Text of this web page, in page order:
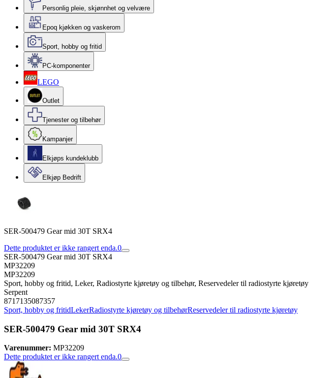
Personlig pleie, skjønnhet og velvære
Epoq kjøkken og vaskerom
Sport, hobby og fritid
PC-komponenter
LEGO
Outlet
Tjenester og tilbehør
Kampanjer
Elkjøps kundeklubb
Elkjøp Bedrift
SER-500479 Gear mid 30T SRX4
Dette produktet er ikke rangert enda.0
SER-500479 Gear mid 30T SRX4
MP32209
MP32209
Sport, hobby og fritid, Leker, Radiostyrte kjøretøy og tilbehør, Reservedeler til radiostyrte kjøretøy
Serpent
8717135087357
Sport, hobby og fritidLekerRadiostyrte kjøretøy og tilbehørReservedeler til radiostyrte kjøretøy
SER-500479 Gear mid 30T SRX4
Varenummer: MP32209
Dette produktet er ikke rangert enda.0